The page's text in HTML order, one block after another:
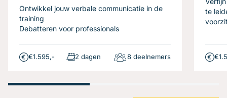
Ontwikkel jouw verbale communicatie in de
training
Debatteren voor professionals
€1.595,- 2 dagen 8 deelnemers
te